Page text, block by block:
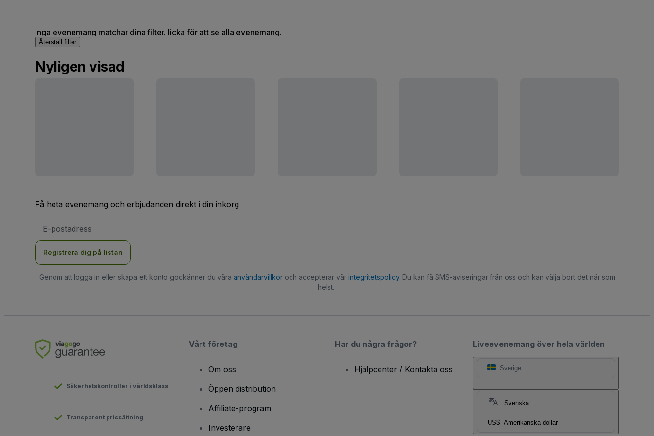
Inga evenemang matchar dina filter. licka för att se alla evenemang.
Återställ filter
Nyligen visad
Få heta evenemang och erbjudanden direkt i din inkorg
postadress
Registrera dig på listan
Genom att logga in eller skapa ett konto godkänner du våra användarvillkoroch accepterar vår integritetspolicy. Du kan få SMS-aviseringar från oss och kan välja bort det när som
helst.
Liveevenemang över hela världen
Sverige
Svenska
US$ Amerikanska dollar
Säkerhetskontroller i världsklass
Transparent prissättning
Vårt företag
Om oss
Öppen distribution
Affiliate-program
Investerare
Har du några frågor?
Hjälpcenter / Kontakta oss